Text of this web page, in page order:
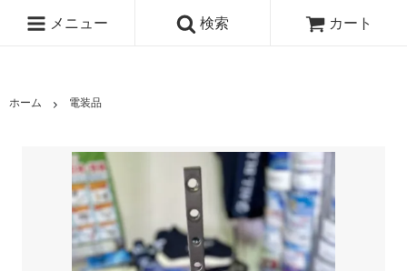
メニュー 検索 カート
ホーム 電装品